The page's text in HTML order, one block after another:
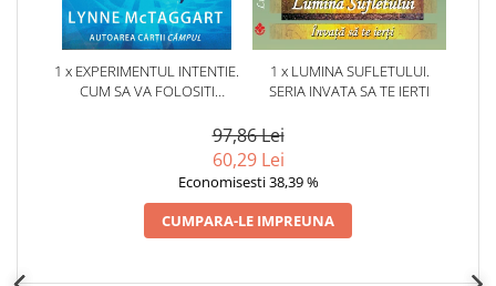
1 x EXPERIMENTUL INTENTIE.
CUM SA VA FOLOSITI
SCHIMBA VIATA SI LUMEA
1 x LUMINA SUFLETULUI.
SERIA INVATA SA TE IERTI
97,86 Lei
60,29 Lei
Economisesti 38,39 %
CUMPARA-LE IMPREUNA